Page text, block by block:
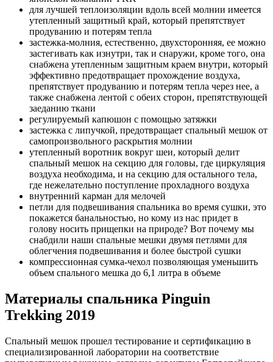
для лучшей теплоизоляции вдоль всей молнии имеется
утепленный защитный край, который препятствует
продуванию и потерям тепла
застежка-молния, естественно, двухсторонняя, ее можно
застегивать как изнутри, так и снаружи, кроме того, она
снабжена утепленным защитным краем внутри, который
эффективно предотвращает прохождение воздуха,
препятствует продуванию и потерям тепла через нее, а
также снабжена лентой с обеих сторон, препятствующей
заеданию ткани
регулируемый капюшон с помощью затяжки
застежка с липучкой, предотвращает спальный мешок от
самопроизвольного раскрытия молнии
утепленный воротник вокруг шеи, который делит
спальный мешок на секцию для головы, где циркуляция
воздуха необходима, и на секцию для остального тела,
где нежелательно поступление прохладного воздуха
внутренний карман для мелочей
петли для подвешивания спальника во время сушки, это
покажется банальностью, но кому из нас придет в
голову носить прищепки на природе? Вот почему мы
снабдили наши спальные мешки двумя петлями для
облегчения подвешивания и более быстрой сушки
компрессионная сумка-чехол позволяющая уменьшить
объем спального мешка до 6,1 литра в объеме
Материалы спальника Pinguin
Trekking 2019
Спальный мешок прошел тестирование и сертификацию в
специализированной лаборатории на соответствие